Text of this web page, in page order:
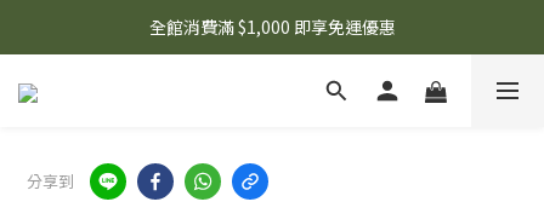
🌟 想知道現在有什麼優惠嗎？ 點擊查看最新優惠！
全館消費滿 $1,000 即享免運優惠
🌟 想知道現在有什麼優惠嗎？ 點擊查看最新優惠！
分享到